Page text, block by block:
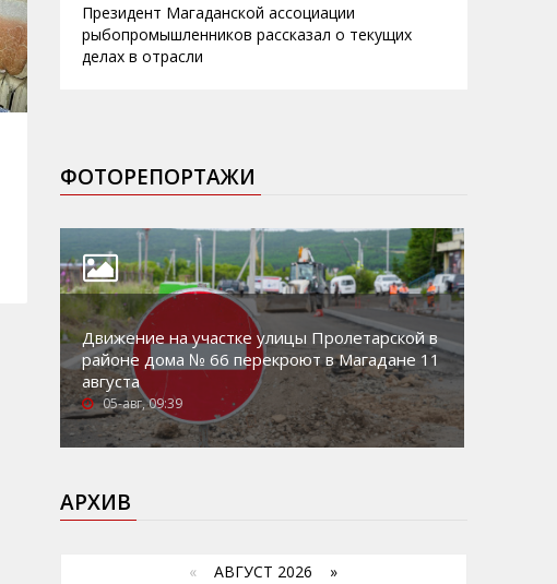
Президент Магаданской ассоциации
рыбопромышленников рассказал о текущих
делах в отрасли
ФОТОРЕПОРТАЖИ
Движение на участке улицы Пролетарской в
районе дома № 66 перекроют в Магадане 11
августа
05-авг, 09:39
АРХИВ
« АВГУСТ 2026 »